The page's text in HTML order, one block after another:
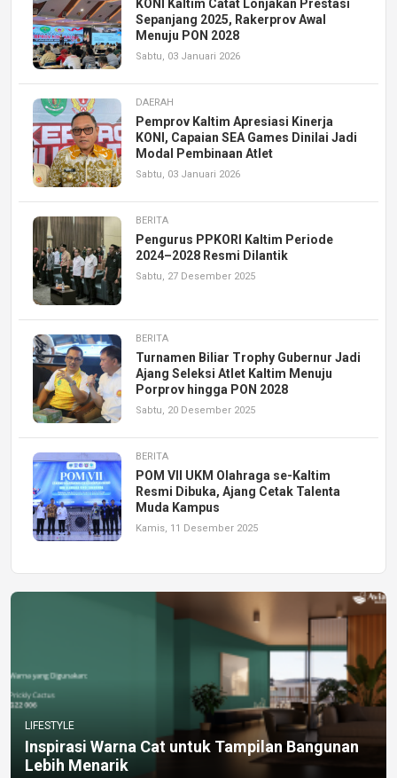
KONI Kaltim Catat Lonjakan Prestasi
Sepanjang 2025, Rakerprov Awal
Menuju PON 2028
Sabtu, 03 Januari 2026
DAERAH
Pemprov Kaltim Apresiasi Kinerja
KONI, Capaian SEA Games Dinilai Jadi
Modal Pembinaan Atlet
Sabtu, 03 Januari 2026
BERITA
Pengurus PPKORI Kaltim Periode
2024–2028 Resmi Dilantik
Sabtu, 27 Desember 2025
BERITA
Turnamen Biliar Trophy Gubernur Jadi
Ajang Seleksi Atlet Kaltim Menuju
Porprov hingga PON 2028
Sabtu, 20 Desember 2025
BERITA
POM VII UKM Olahraga se-Kaltim
Resmi Dibuka, Ajang Cetak Talenta
Muda Kampus
Kamis, 11 Desember 2025
LIFESTYLE
Inspirasi Warna Cat untuk Tampilan Bangunan
Lebih Menarik